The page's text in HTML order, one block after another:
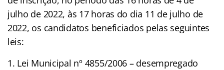
julho de 2022, às 17 horas do dia 11 de julho de
2022, os candidatos beneficiados pelas seguintes
leis:
1. Lei Municipal nº 4855/2006 – desempregado